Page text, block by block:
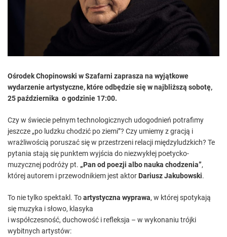
Jakubowskim
d
r
a
Ośrodek Chopinowski w Szafarni zaprasza na wyjątkowe
wydarzenie artystyczne, które odbędzie się w najbliższą sobotę,
25 października o godzinie 17:00.
Czy w świecie pełnym technologicznych udogodnień potrafimy
jeszcze „po ludzku chodzić po ziemi”? Czy umiemy z gracją i
wrażliwością poruszać się w przestrzeni relacji międzyludzkich? Te
pytania stają się punktem wyjścia do niezwykłej poetycko-
muzycznej podróży pt. „Pan od poezji albo nauka chodzenia”,
której autorem i przewodnikiem jest aktor Dariusz Jakubowski.
To nie tylko spektakl. Toartystyczna wyprawa, w której spotykają
się muzyka i słowo, klasyka
i współczesność, duchowość i refleksja – w wykonaniu trójki
wybitnych artystów: